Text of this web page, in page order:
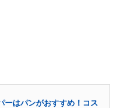
ーはパンがおすすめ！コス